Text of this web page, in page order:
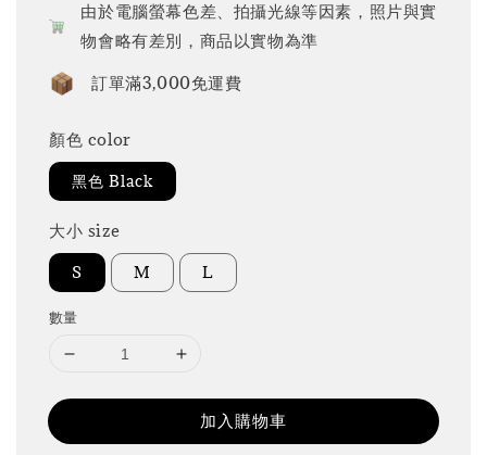
由於電腦螢幕色差、拍攝光線等因素，照片與實
物會略有差別，商品以實物為準
訂單滿3,000免運費
顏色 color
黑色 Black
大小 size
S M L
數量
加入購物車